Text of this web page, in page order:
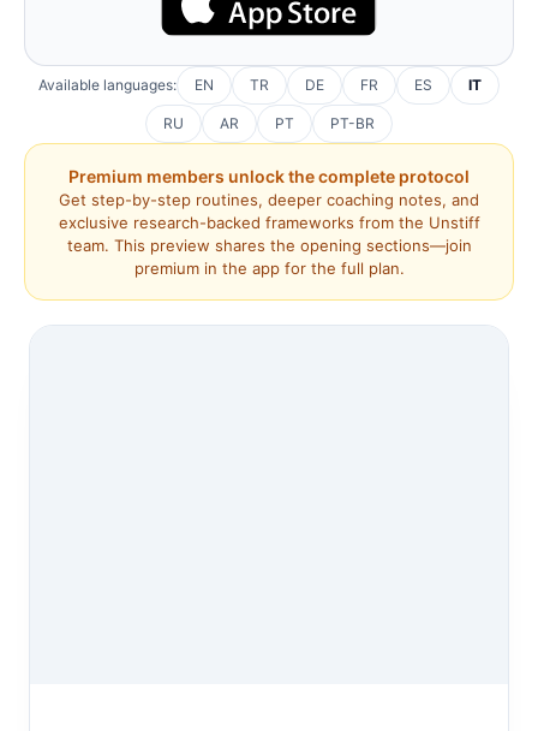
Available languages: EN TR DE FR ES IT
RU AR PT PT-BR
Premium members unlock the complete protocol
Get step-by-step routines, deeper coaching notes, and
exclusive research-backed frameworks from the Unstiff
team. This preview shares the opening sections—join
premium in the app for the full plan.